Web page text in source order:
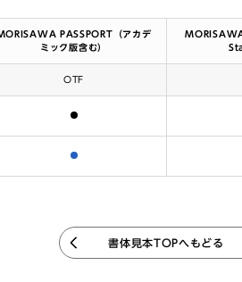
PASSPORT（アカデ
ミック版含む）
OTF
含まれます
含まれます
書体見本TOPへもどる